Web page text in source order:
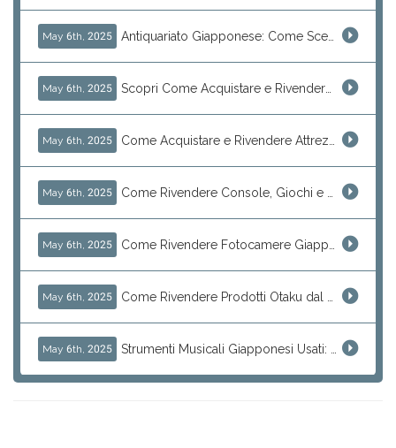
May 6th, 2025
May 6th, 2025
May 6th, 2025
May 6th, 2025
May 6th, 2025
May 6th, 2025
May 6th, 2025